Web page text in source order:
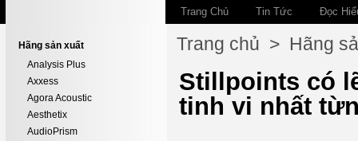
Trang Chủ Tin Tức Đọc
Hãng sản xuất
Analysis Plus
Axxess
Agora Acoustic
Aesthetix
AudioPrism
Trang chủ > Hãng
Stillpoints có
tinh vi nhất